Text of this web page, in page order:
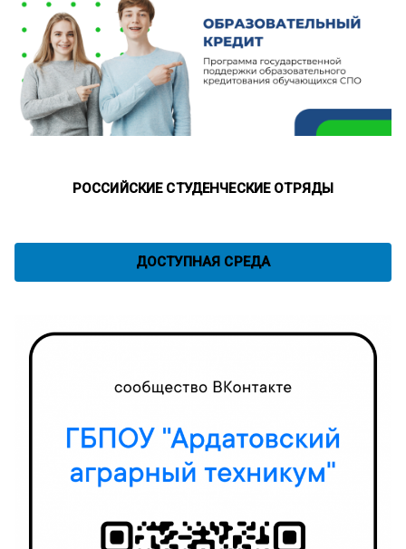
РОССИЙСКИЕ СТУДЕНЧЕСКИЕ ОТРЯДЫ
ДОСТУПНАЯ СРЕДА